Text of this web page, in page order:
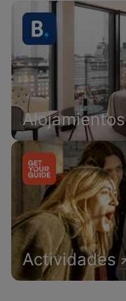
Alojamientos
Actividades